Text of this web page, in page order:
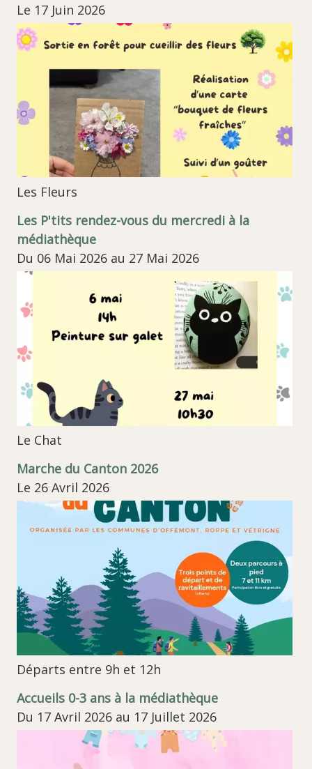
Le 17 Juin 2026
Les Fleurs
Les P'tits rendez-vous du mercredi à la
médiathèque
Du 06 Mai 2026 au 27 Mai 2026
Le Chat
Marche du Canton 2026
Le 26 Avril 2026
Départs entre 9h et 12h
Accueils 0-3 ans à la médiathèque
Du 17 Avril 2026 au 17 Juillet 2026